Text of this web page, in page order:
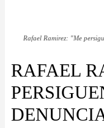
Rafael Ramirez: "Me
RAFAEL